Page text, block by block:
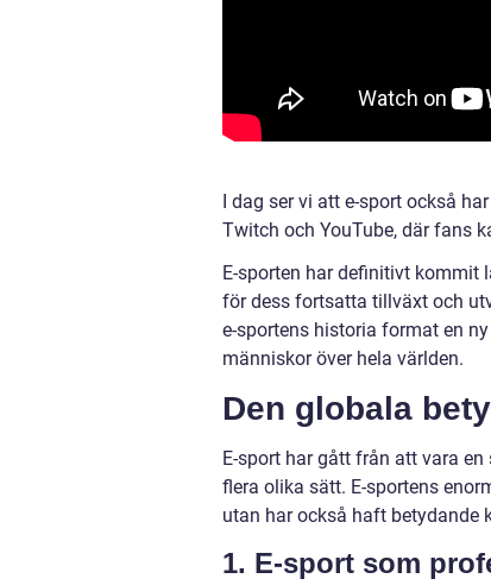
I dag ser vi att e-sport också
Twitch och YouTube, där fans
E-sporten har definitivt kommit
för dess fortsatta tillväxt och
e-sportens historia format en
människor över hela världen.
Den globala
E-sport har gått från att vara
flera olika sätt. E-sportens
utan har också haft betydande
1. E-sport som